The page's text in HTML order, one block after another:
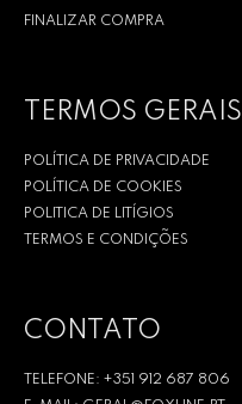
FINALIZAR COMPRA
TERMOS GERAIS
POLÍTICA DE PRIVACIDADE
POLÍTICA DE COOKIES
POLITICA DE LITÍGIOS
TERMOS E CONDIÇÕES
CONTATO
TELEFONE: +351 912 687 806